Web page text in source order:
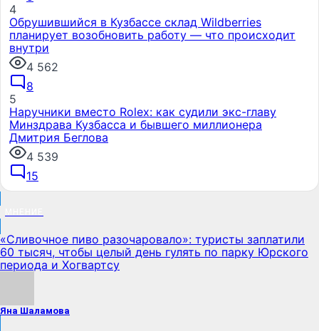
4
Обрушившийся в Кузбассе склад Wildberries
планирует возобновить работу — что происходит
внутри
4 562
8
5
Наручники вместо Rolex: как судили экс-главу
Минздрава Кузбасса и бывшего миллионера
Дмитрия Беглова
4 539
15
«Сливочное пиво разочаровало»: туристы заплатили
60 тысяч, чтобы целый день гулять по парку Юрского
периода и Хогвартсу
Яна Шаламова